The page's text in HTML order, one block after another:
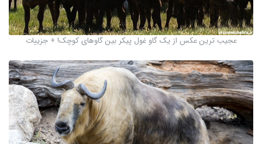
عجیب ترین عکس از یک گاو غول پیکر بین گاوهای کوچک! + جزییات